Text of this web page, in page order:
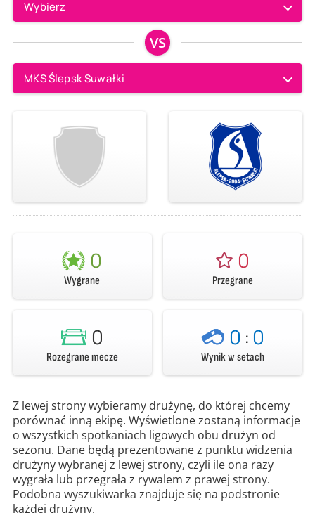
Wybierz
VS
MKS Ślepsk Suwałki
0
Wygrane
0
Przegrane
0
Rozegrane mecze
0 : 0
Wynik w setach
Z lewej strony wybieramy drużynę, do której chcemy
porównać inną ekipę. Wyświetlone zostaną informacje
o wszystkich spotkaniach ligowych obu drużyn od
sezonu. Dane będą prezentowane z punktu widzenia
drużyny wybranej z lewej strony, czyli ile ona razy
wygrała lub przegrała z rywalem z prawej strony.
Podobna wyszukiwarka znajduje się na podstronie
każdej drużyny.